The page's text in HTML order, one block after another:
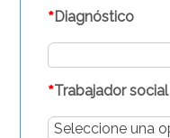
*Diagnóstico
*Trabajador social